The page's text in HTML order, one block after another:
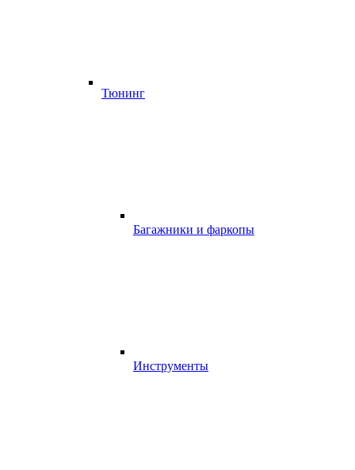
Тюнинг
Багажники и фаркопы
Инструменты